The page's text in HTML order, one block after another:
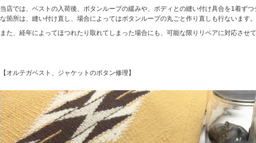
当店では、ベストの入荷後、ボタンループの緩みや、ボディとの縫い付け具合を1着ず
な箇所は、縫い付け直し、場合によってはボタンループの丸ごと作り直しも行ないます。
また、経年によってほつれたり取れてしまった場合にも、可能な限りリペアに対応させて
【オルテガベスト、ジャケットのボタン修理】